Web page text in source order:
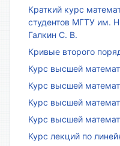
Краткий курс
студентов МГТУ им.
Галкин С. В.
Кривые второго
Курс высшей
Курс высшей
Курс высшей
Курс высшей
Курс лекций по